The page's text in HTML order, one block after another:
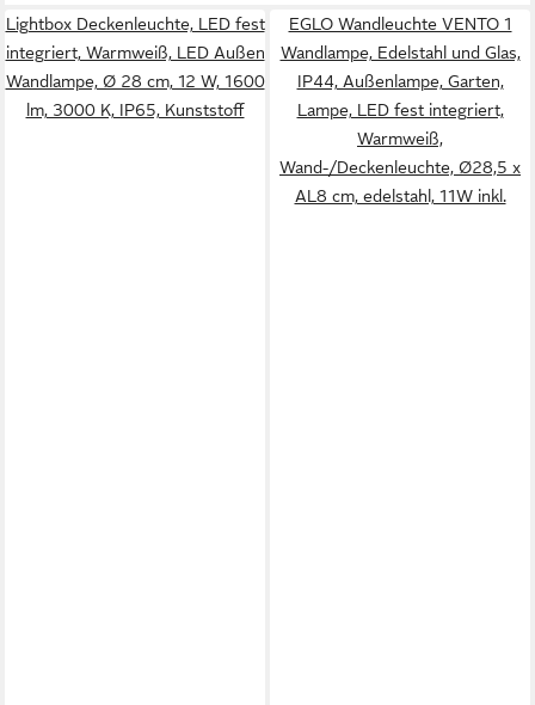
Lightbox Deckenleuchte, LED fest
integriert, Warmweiß, LED Außen
Wandlampe, Ø 28 cm, 12 W, 1600
lm, 3000 K, IP65, Kunststoff
EGLO Wandleuchte VENTO 1
Wandlampe, Edelstahl und Glas,
IP44, Außenlampe, Garten,
Lampe, LED fest integriert,
Warmweiß,
Wand-/Deckenleuchte, Ø28,5 x
AL8 cm, edelstahl, 11W inkl.